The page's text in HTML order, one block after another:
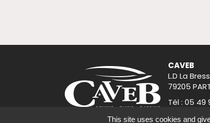
CAVEB
L.D La
79205
Tél : 05 49
This site uses cookies and